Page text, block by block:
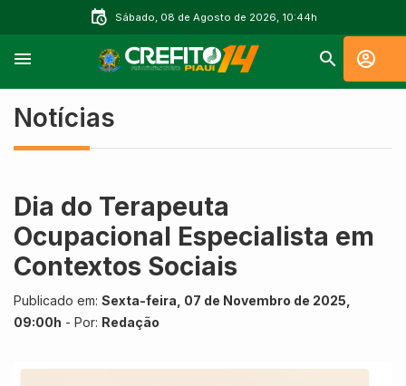
Sábado, 08 de Agosto de 2026, 10:44h
Notícias
Dia do Terapeuta
Ocupacional Especialista em
Contextos Sociais
Publicado em: Sexta-feira, 07 de Novembro de 2025,
09:00h - Por: Redação